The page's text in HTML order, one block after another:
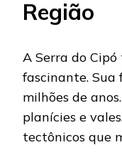
Região
A Serra do
fascinante. Sua
milhões de
planícies e
tectônicos que